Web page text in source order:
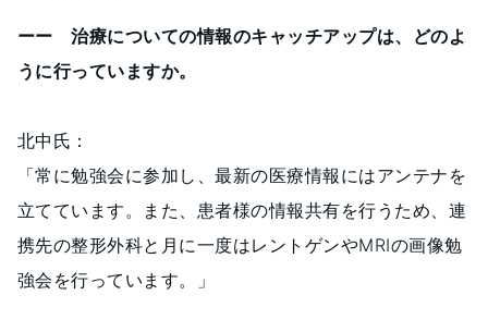
ーー 治療についての情報のキャッチアップは、どのよ
うに行っていますか。
北中氏：
「常に勉強会に参加し、最新の医療情報にはアンテナを
立てています。また、患者様の情報共有を行うため、連
携先の整形外科と月に一度はレントゲンやMRIの画像勉
強会を行っています。」